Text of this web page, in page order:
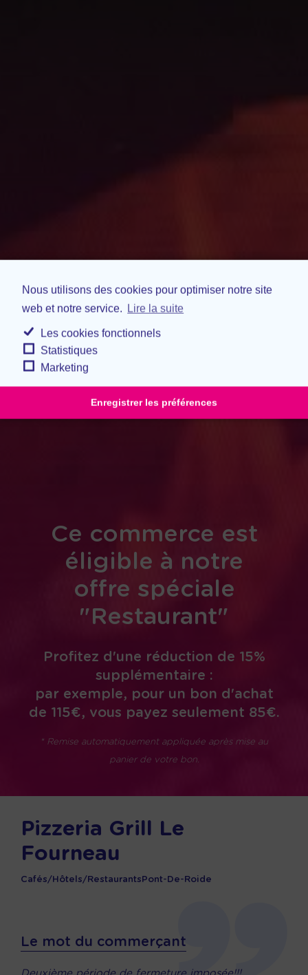
Nous utilisons des cookies pour optimiser notre site
web et notre service.
Lire la suite
Les cookies fonctionnels
Statistiques
Marketing
Enregistrer les préférences
Ce commerce est
éligible à notre
offre spéciale
"Restaurant"
Profitez d'une réduction de 15%
supplémentaire :
par exemple, pour un bon d'achat
de 115€, vous payez seulement 85€.
* Remise automatiquement appliquée après mise au
panier de votre bon.
Pizzeria Grill Le
Fourneau
Cafés/Hôtels/Restaurants Pont-De-Roide
Le mot du commerçant